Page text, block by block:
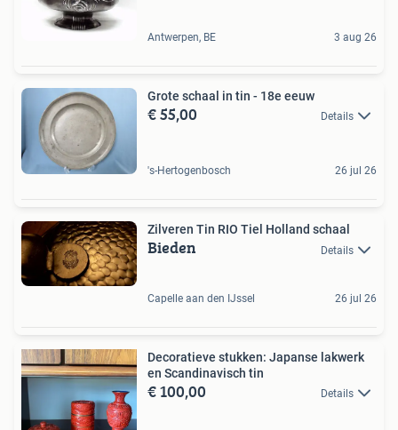
Antwerpen, BE 3 aug 26
Grote schaal in tin - 18e eeuw
€ 55,00 Details
's-Hertogenbosch 26 jul 26
Zilveren Tin RIO Tiel Holland schaal
Bieden Details
Capelle aan den IJssel 26 jul 26
Decoratieve stukken: Japanse lakwerk
en Scandinavisch tin
€ 100,00 Details